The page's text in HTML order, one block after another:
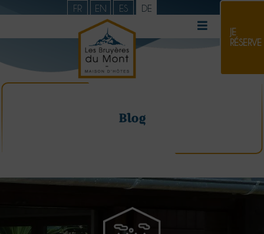
FR EN ES DE
JE
RÉSERVE
Blog